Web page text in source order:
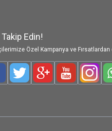
Takip Edin!
Özel Kampanya ve
TwitterGoogle-PlusYoutube